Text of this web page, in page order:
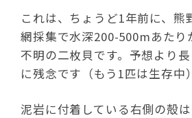
これは、ちょうど1年前に、熊
網採集で水深200-500mあたり
不明の二枚貝です。予想より
に残念です（もう1匹は生存中）
泥岩に付着している右側の殻